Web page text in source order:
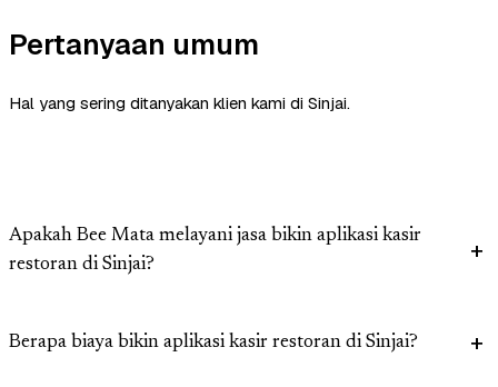
Pertanyaan umum
Hal yang sering ditanyakan klien kami di Sinjai.
Apakah Bee Mata melayani jasa bikin aplikasi kasir
restoran di Sinjai?
Berapa biaya bikin aplikasi kasir restoran di Sinjai?